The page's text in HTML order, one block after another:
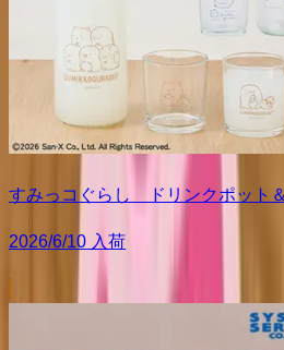
すみっコぐらし ドリンクポット
2026/6/10 入荷